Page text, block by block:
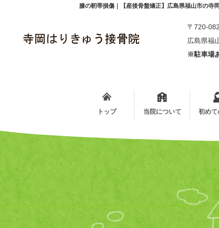
膝の靭帯損傷｜【産後骨盤矯正】広島県福山市の寺
〒720-
広島県福
※駐車場
トップ 当院について 初め